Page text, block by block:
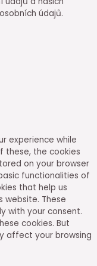
údajů.
experience while
these, the cookies
on your browser
functionalities of
that help us
website. These
with your consent.
cookies. But
affect your browsing